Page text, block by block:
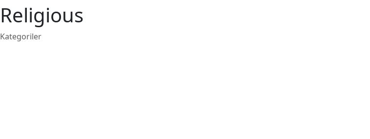
Religious
Kategoriler